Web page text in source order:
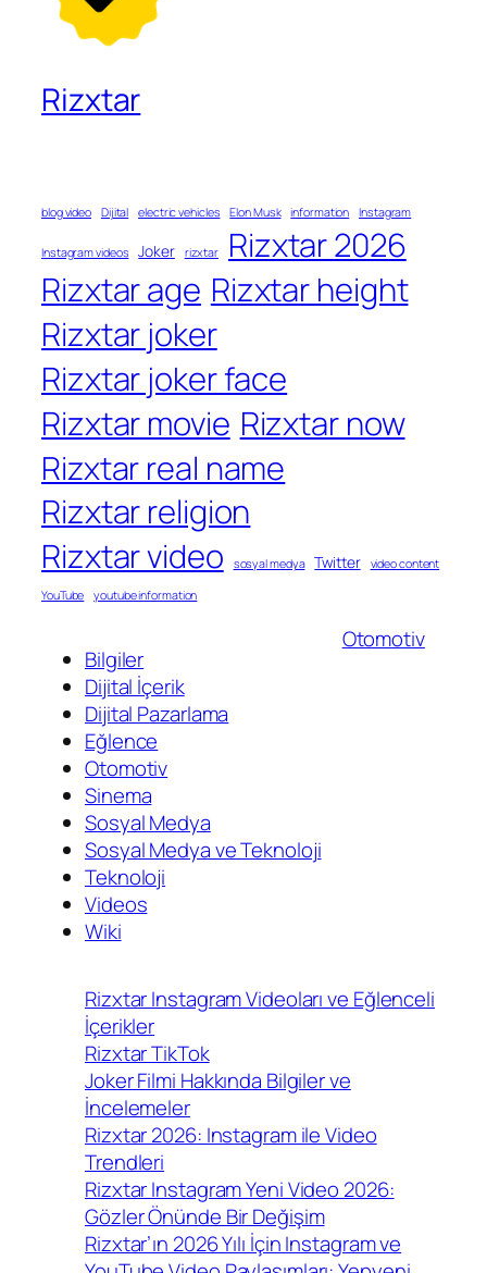
Rizxtar
blog video Dijital electric vehicles Elon Musk information Instagram
Instagram videos Joker rizxtar
Rizxtar 2026
Rizxtar age Rizxtar height
Rizxtar joker
Rizxtar joker face
Rizxtar movie Rizxtar now
Rizxtar real name
Rizxtar religion
Rizxtar video
sosyal medya Twitter video content
YouTube youtube information
Bilgiler
Dijital İçerik
Dijital Pazarlama
Eğlence
Otomotiv
Sinema
Sosyal Medya
Sosyal Medya ve Teknoloji
Teknoloji
Videos
Wiki
Otomotiv
Rizxtar Instagram Videoları ve Eğlenceli
İçerikler
Rizxtar TikTok
Joker Filmi Hakkında Bilgiler ve
İncelemeler
Rizxtar 2026: Instagram ile Video
Trendleri
Rizxtar Instagram Yeni Video 2026:
Gözler Önünde Bir Değişim
Rizxtar’ın 2026 Yılı İçin Instagram ve